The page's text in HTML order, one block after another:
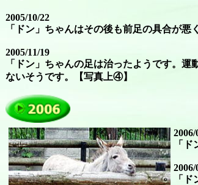
2005/10/22
「ドン」ちゃんはその後も前足の具合が
2005/11/19
「ドン」ちゃんの足は治ったようです。
ないそうです。【写真上④】
2006/
「
2006/
「